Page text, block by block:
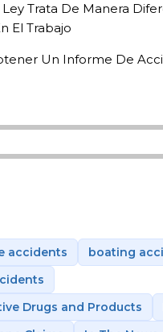
Trata De Manera
El Trabajo
Un Informe De
accidents
boating
Drugs and Products